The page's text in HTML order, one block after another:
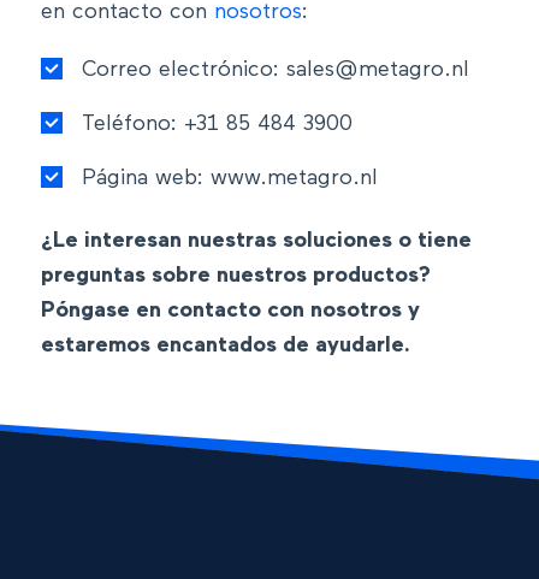
en contacto con nosotros:
Correo electrónico: sales@metagro.nl
Teléfono: +31 85 484 3900
Página web: www.metagro.nl
¿Le interesan nuestras soluciones o tiene
preguntas sobre nuestros productos?
Póngase en contacto con nosotros y
estaremos encantados de ayudarle.